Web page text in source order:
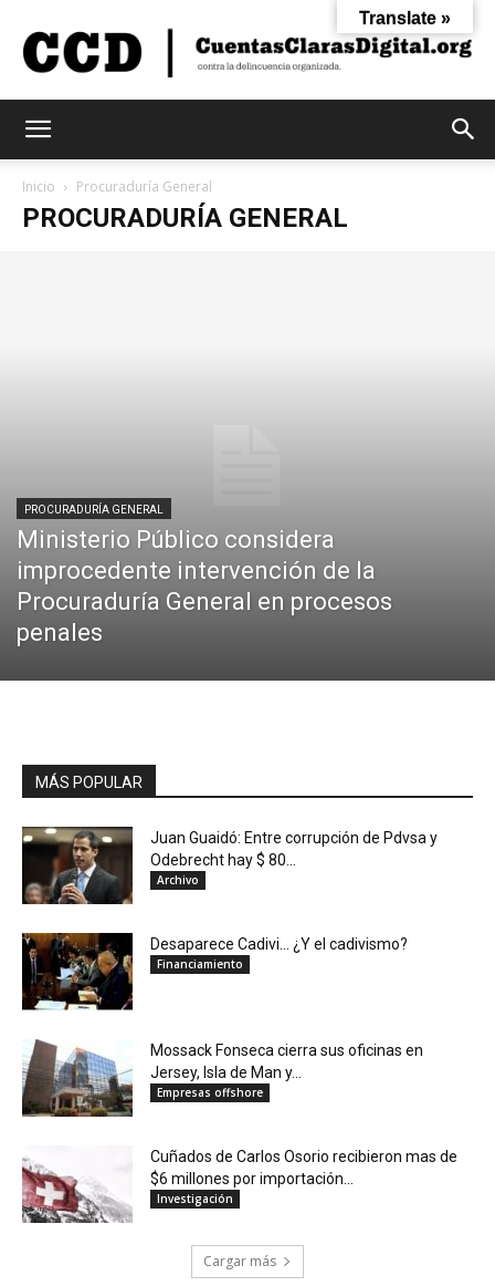
Inicio Procuraduría General
PROCURADURÍA GENERAL
PROCURADURÍA GENERAL
Ministerio Público considera
improcedente intervención de la
Procuraduría General en procesos
penales
MÁS POPULAR
Juan Guaidó: Entre corrupción de Pdvsa y
Odebrecht hay $ 80...
Archivo
Desaparece Cadivi… ¿Y el cadivismo?
Financiamiento
Mossack Fonseca cierra sus oficinas en
Jersey, Isla de Man y...
Empresas offshore
Cuñados de Carlos Osorio recibieron mas de
$6 millones por importación...
Investigación
Cargar más
Translate »